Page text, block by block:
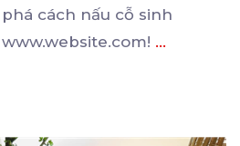
cách nấu cỗ sinh
...